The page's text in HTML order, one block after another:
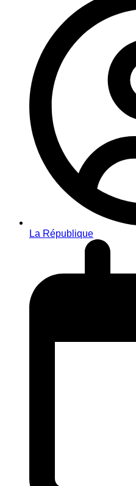
La République